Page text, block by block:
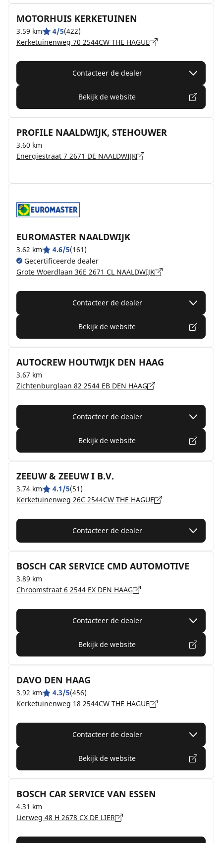
MOTORHUIS KERKETUINEN
3.59 km 4/5(422)
Kerketuinenweg 70 2544CW THE HAGUE
Contacteer de dealer
Bekijk de website
PROFILE NAALDWIJK, STEHOUWER
3.60 km
Energiestraat 7 2671 DE NAALDWIJK
EUROMASTER NAALDWIJK
3.62 km 4.6/5(161)
Gecertificeerde dealer
Grote Woerdlaan 36E 2671 CL NAALDWIJK
Contacteer de dealer
Bekijk de website
AUTOCREW HOUTWIJK DEN HAAG
3.67 km
Zichtenburglaan 82 2544 EB DEN HAAG
Contacteer de dealer
Bekijk de website
ZEEUW & ZEEUW I B.V.
3.74 km 4.1/5(51)
Kerketuinenweg 26C 2544CW THE HAGUE
Contacteer de dealer
BOSCH CAR SERVICE CMD AUTOMOTIVE
3.89 km
Chroomstraat 6 2544 EX DEN HAAG
Contacteer de dealer
Bekijk de website
DAVO DEN HAAG
3.92 km 4.3/5(456)
Kerketuinenweg 18 2544CW THE HAGUE
Contacteer de dealer
Bekijk de website
BOSCH CAR SERVICE VAN ESSEN
4.31 km
Lierweg 48 H 2678 CX DE LIER